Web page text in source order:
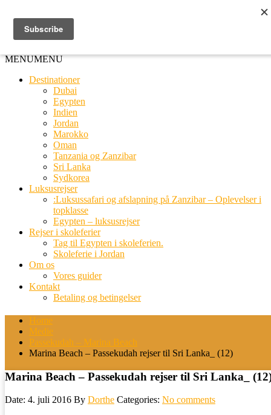
MENUMENU
Destinationer
Dubai
Egypten
Indien
Jordan
Marokko
Oman
Tanzania og Zanzibar
Sri Lanka
Sydkorea
Luksusrejser
:Luksussafari og afslapning på Zanzibar – Oplevelser i
topklasse
Egypten – luksusrejser
Rejser i skoleferier
Tag til Egypten i skoleferien.
Skoleferie i Jordan
Om os
Vores guider
Kontakt
Betaling og betingelser
Home
Medie
Passekudah – Marina Beach
Marina Beach – Passekudah rejser til Sri Lanka_ (12)
Marina Beach – Passekudah rejser til Sri Lanka_
Date: 4. juli 2016 By Dorthe Categories: No comments